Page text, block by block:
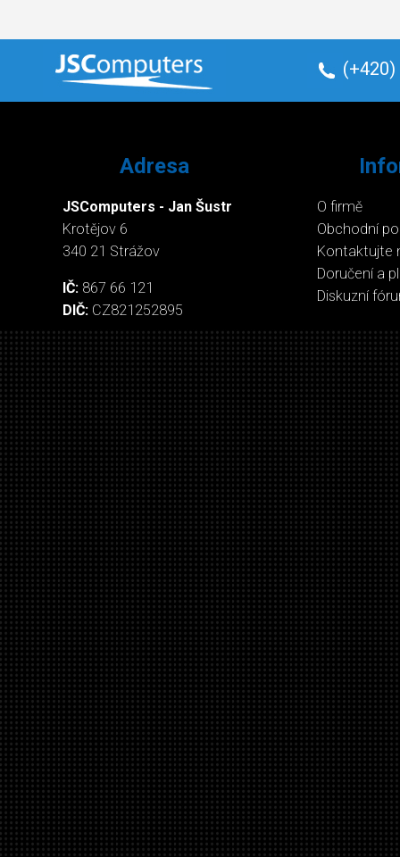
(+420)
Adresa
JSComputers - Jan Šustr
Krotějov 6
340 21 Strážov
IČ: 867 66 121
DIČ: CZ821252895
O firmě
Obchodní
Kontaktujte
Doručení a
Diskuzní